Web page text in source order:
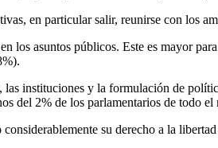
en particular salir, reunirse con los
los asuntos públicos. Este es mayor
instituciones y la formulación de
del 2% de los parlamentarios de todo el
su derecho a la